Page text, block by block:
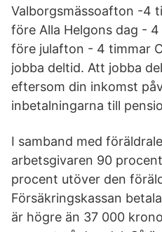
Valborgsmässoafton -4
före Alla Helgons dag -
före julafton - 4 timmar
jobba deltid. Att jobba
eftersom din inkomst
inbetalningarna till
I samband med
arbetsgivaren 90
procent utöver den
Försäkringskassan
är högre än 37 000